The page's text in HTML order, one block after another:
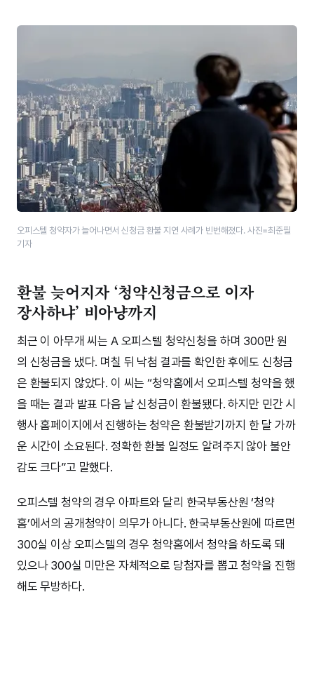
오피스텔 청약자가 늘어나면서 신청금 환불 지연 사례가 빈번해졌다. 사진=최준필
기자
환불 늦어지자 ‘청약신청금으로 이자
장사하냐’ 비아냥까지
최근 이 아무개 씨는 A 오피스텔 청약신청을 하며 300만 원
의 신청금을 냈다. 며칠 뒤 낙첨 결과를 확인한 후에도 신청금
은 환불되지 않았다. 이 씨는 “청약홈에서 오피스텔 청약을 했
을 때는 결과 발표 다음 날 신청금이 환불됐다. 하지만 민간 시
행사 홈페이지에서 진행하는 청약은 환불받기까지 한 달 가까
운 시간이 소요된다. 정확한 환불 일정도 알려주지 않아 불안
감도 크다”고 말했다.
오피스텔 청약의 경우 아파트와 달리 한국부동산원 ‘청약
홈’에서의 공개청약이 의무가 아니다. 한국부동산원에 따르면
300실 이상 오피스텔의 경우 청약홈에서 청약을 하도록 돼
있으나 300실 미만은 자체적으로 당첨자를 뽑고 청약을 진행
해도 무방하다.